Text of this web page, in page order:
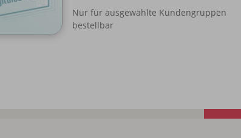
Nur für ausgewählte Kundengruppen
bestellbar